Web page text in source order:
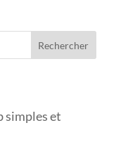
Rechercher
simples et